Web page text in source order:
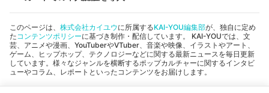
このページは、 株式会社カイユウに所属するKAI-YOU編集部が、独自に定め
たコンテンツポリシーに基づき制作・配信しています。 KAI-YOUでは、文
芸、アニメや漫画、YouTuberやVTuber、音楽や映像、イラストやアート、
ゲーム、ヒップホップ、テクノロジーなどに関する最新ニュースを毎日更新
しています。様々なジャンルを横断するポップカルチャーに関するインタビ
ューやコラム、レポートといったコンテンツをお届けします。